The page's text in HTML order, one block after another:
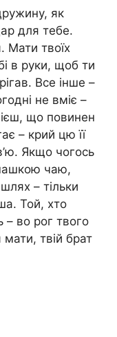
як
для тебе.
Мати твоїх
в руки, щоб ти
Все інше –
не вміє –
що повинен
– крий цю її
Якщо чогось
чаю,
– тільки
Той, хто
– во рог твого
твій брат